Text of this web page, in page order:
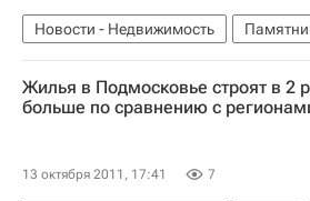
Новости - Недвижимость
Торги
Ленинградская область
Жилья в Подмосковье строят в 2
больше по сравнению с
13 октября 2011, 17:41 7